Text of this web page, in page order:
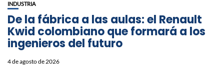
INDUSTRIA
De la fábrica a las aulas: el Renault
Kwid colombiano que formará a los
ingenieros del futuro
4 de agosto de 2026